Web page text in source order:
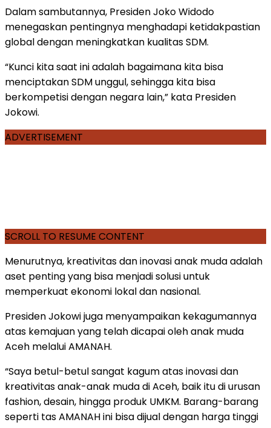
Dalam sambutannya, Presiden Joko Widodo
menegaskan pentingnya menghadapi ketidakpastian
global dengan meningkatkan kualitas SDM.
“Kunci kita saat ini adalah bagaimana kita bisa
menciptakan SDM unggul, sehingga kita bisa
berkompetisi dengan negara lain,” kata Presiden
Jokowi.
ADVERTISEMENT
SCROLL TO RESUME CONTENT
Menurutnya, kreativitas dan inovasi anak muda adalah
aset penting yang bisa menjadi solusi untuk
memperkuat ekonomi lokal dan nasional.
Presiden Jokowi juga menyampaikan kekagumannya
atas kemajuan yang telah dicapai oleh anak muda
Aceh melalui AMANAH.
“Saya betul-betul sangat kagum atas inovasi dan
kreativitas anak-anak muda di Aceh, baik itu di urusan
fashion, desain, hingga produk UMKM. Barang-barang
seperti tas AMANAH ini bisa dijual dengan harga tinggi